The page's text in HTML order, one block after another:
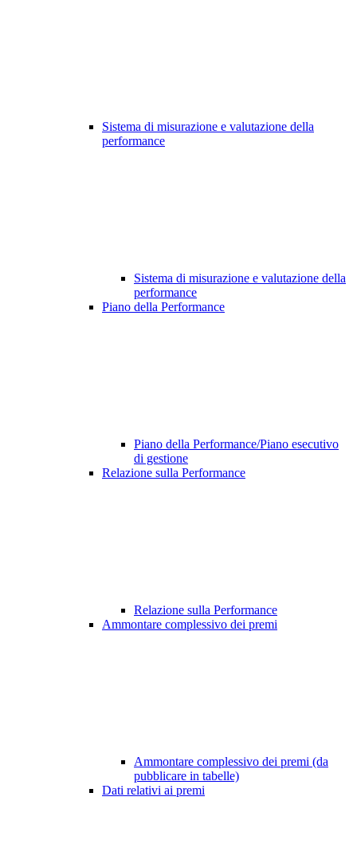
Sistema di misurazione e valutazione della
performance
Sistema di misurazione e valutazione della
performance
Piano della Performance
Piano della Performance/Piano esecutivo
di gestione
Relazione sulla Performance
Relazione sulla Performance
Ammontare complessivo dei premi
Ammontare complessivo dei premi (da
pubblicare in tabelle)
Dati relativi ai premi